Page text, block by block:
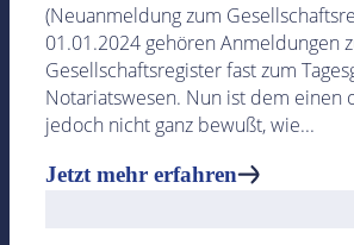
Start ins Notariat
Die besondere Fortbildung für
– DAS Coaching für Sie und
(Neuanmeldung zum
01.01.2024 gehören Anmeldungen
Gesellschaftsregister fast zum
Notariatswesen. Nun ist dem einen
jedoch nicht ganz bewußt, wie...
Jetzt mehr erfahren